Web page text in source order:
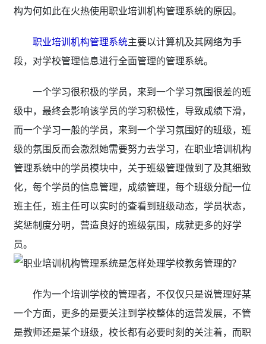
构为何如此在火热使用职业培训机构管理系统的原因。
职业培训机构管理系统主要以计算机及其网络为手
段，对学校管理信息进行全面管理的管理系统。
一个学习很积极的学员，来到一个学习氛围很差的班
级中，最终会影响该学员的学习积极性，导致成绩下滑，
而一个学习一般的学员，来到一个学习氛围好的班级，班
级的氛围反而会激烈她需要努力去学习，在职业培训机构
管理系统中的学员模块中，关于班级管理做到了及其细致
化，每个学员的信息管理，成绩管理，每个班级分配一位
班主任，班主任可以实时的查看到班级动态，学员状态，
奖惩制度分明，营造良好的班级氛围，成就更多的好学
员。
作为一个培训学校的管理者，不仅仅只是说管理好某
一个方面，更多的是要关注到学校整体的运营发展，不管
是教师还是某个班级，校长都有必要时刻的关注着，而职